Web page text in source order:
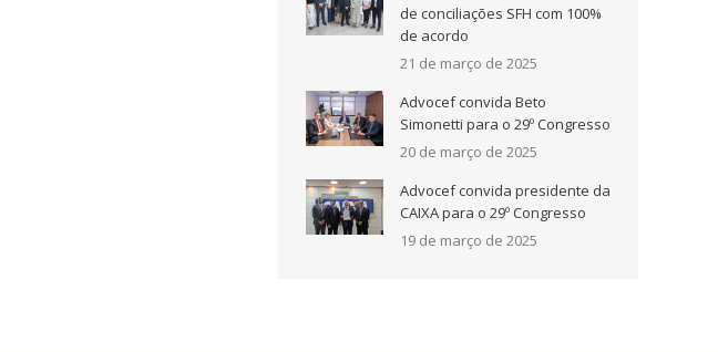
de conciliações SFH com 100%
de acordo
21 de março de 2025
Advocef convida Beto
Simonetti para o 29º Congresso
20 de março de 2025
Advocef convida presidente da
CAIXA para o 29º Congresso
19 de março de 2025